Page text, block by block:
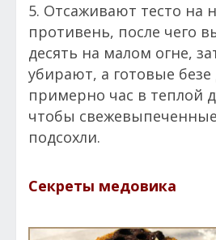
5. Отсаживают тесто на
противень, после чего
десять на малом огне,
убирают, а готовые
примерно час в теплой
чтобы
подсохли.
Секреты медовика